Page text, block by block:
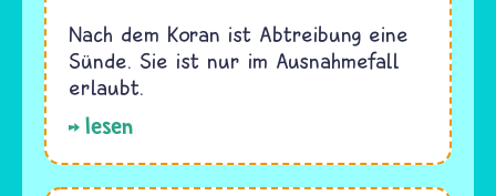
Nach dem Koran ist Abtreibung eine
Sünde. Sie ist nur im Ausnahmefall
erlaubt.
lesen